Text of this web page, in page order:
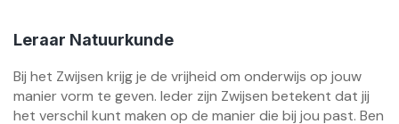
Leraar Natuurkunde
Bij het Zwijsen krijg je de vrijheid om onderwijs op jouw
manier vorm te geven. Ieder zijn Zwijsen betekent dat jij
het verschil kunt maken op de manier die bij jou past. Ben